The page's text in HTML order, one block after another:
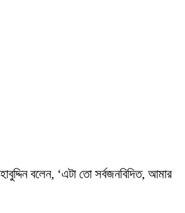
বলেন, ‘এটা তো সর্বজনবিদিত, আমার